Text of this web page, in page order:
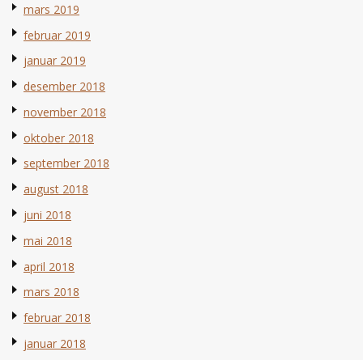
mars 2019
februar 2019
januar 2019
desember 2018
november 2018
oktober 2018
september 2018
august 2018
juni 2018
mai 2018
april 2018
mars 2018
februar 2018
januar 2018